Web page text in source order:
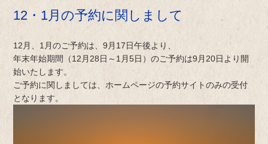
12・1月の予約に関しまして
12月、1月のご予約は、9月17日午後より、
年末年始期間（12月28日～1月5日）のご予約は9月20日より開
始いたします。
ご予約に関しましては、ホームページの予約サイトのみの受付
となります。